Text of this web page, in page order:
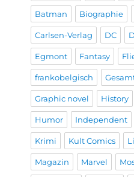
Batman Biographie
Carlsen-Verlag DC
Egmont Fantasy
frankobelgisch
Graphic novel History
Humor Independent
Krimi Kult Comics
Magazin Marvel